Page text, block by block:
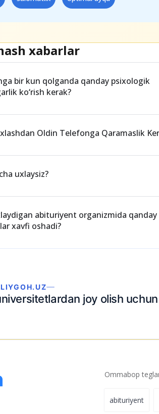
bir kun qolganda qanday psixologik
uxlaysiz?
abituriyent organizmida qanday
xavfi oshadi?
joy olish uchun